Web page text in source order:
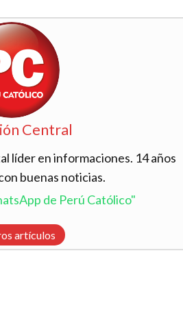
Central
líder en informaciones. 14 años
buenas noticias.
de Perú Católico"
artículos